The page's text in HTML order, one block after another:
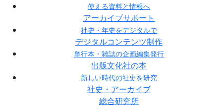
使える資料と情報へ
アーカイブサポート
社史・年史をデジタルで
デジタルコンテンツ制作
単行本・雑誌の企画編集発行
出版文化社の本
新しい時代の社史を研究
社史・アーカイブ
総合研究所